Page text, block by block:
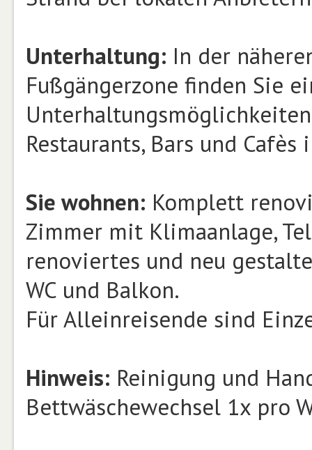
Unterhaltung: In der
Fußgängerzone finden Sie
Restaurants, Bars und
Sie wohnen: Komplett
Zimmer mit Klimaanlage,
renoviertes und neu
WC und Balkon.
Für Alleinreisende sind
Hinweis: Reinigung und
Bettwäschewechsel 1x pro